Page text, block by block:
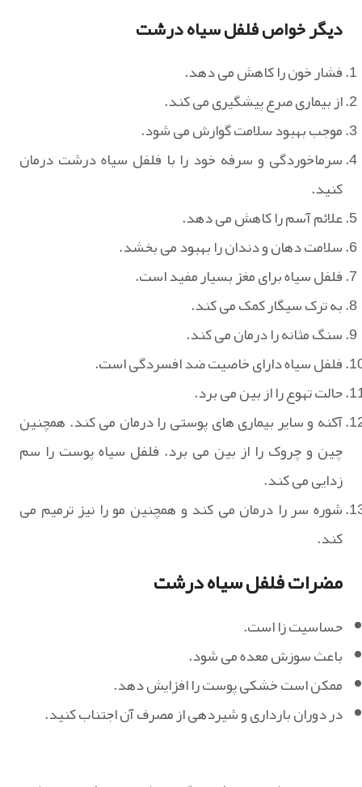
دیگر خواص فلفل سیاه درشت
فشار خون را کاهش می دهد.
از بیماری صرع پیشگیری می کند.
موجب بهبود سلامت گوارش می شود.
سرماخوردگی و سرفه خود را با فلفل سیاه درشت درمان
کنید.
علائم آسم را کاهش می دهد.
سلامت دهان و دندان را بهبود می بخشد.
فلفل سیاه برای مغز بسیار مفید است.
به ترک سیگار کمک می کند.
سنگ مثانه را درمان می کند.
فلفل سیاه دارای خاصیت ضد افسردگی است.
حالت تهوع را از بین می برد.
آکنه و سایر بیماری های پوستی را درمان می کند. همچنین
چین و چروک را از بین می برد. فلفل سیاه پوست را سم
زدایی می کند.
شوره سر را درمان می کند و همچنین مو را نیز ترمیم می
کند.
مضرات فلفل سیاه درشت
حساسیت زا است.
باعث سوزش معده می شود.
ممکن است خشکی پوست را افزایش دهد.
در دوران بارداری و شیردهی از مصرف آن اجتناب کنید.